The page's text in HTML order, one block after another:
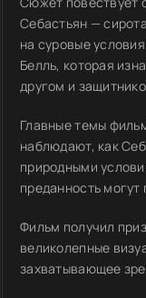
Себастьян —
на суровые
Белль, которая
другом и
Главные темы
наблюдают, как
природными
преданность
Фильм получил
великолепные
захватывающее